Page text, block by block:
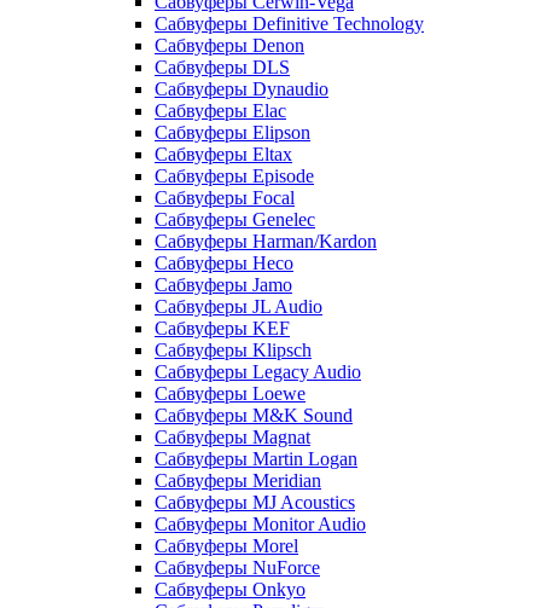
Сабвуферы Definitive Technology
Сабвуферы Denon
Сабвуферы DLS
Сабвуферы Dynaudio
Сабвуферы Elac
Сабвуферы Elipson
Сабвуферы Eltax
Сабвуферы Episode
Сабвуферы Focal
Сабвуферы Genelec
Сабвуферы Harman/Kardon
Сабвуферы Heco
Сабвуферы Jamo
Сабвуферы JL Audio
Сабвуферы KEF
Сабвуферы Klipsch
Сабвуферы Legacy Audio
Сабвуферы Loewe
Сабвуферы M&K Sound
Сабвуферы Magnat
Сабвуферы Martin Logan
Сабвуферы Meridian
Сабвуферы MJ Acoustics
Сабвуферы Monitor Audio
Сабвуферы Morel
Сабвуферы NuForce
Сабвуферы Onkyo